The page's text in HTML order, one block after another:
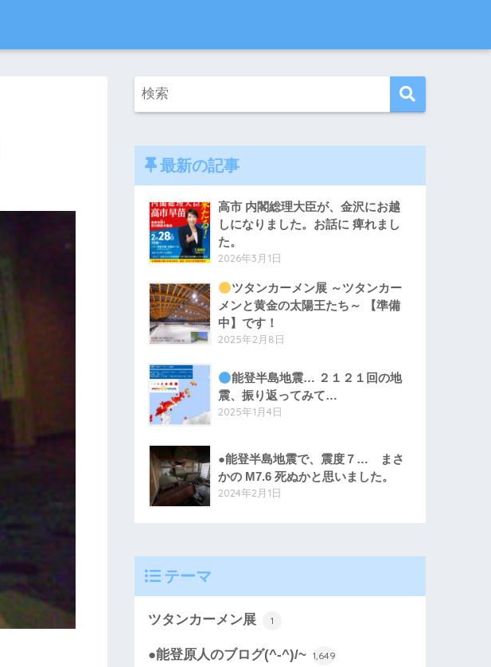
最新の記事
高市 内閣総理大臣が、金沢にお越
しになりました。お話に 痺れまし
た。
2026年3月1日
ツタンカーメン展 ～ツタンカー
メンと黄金の太陽王たち～ 【準備
中】です！
2025年2月8日
能登半島地震… ２１２１回の地
震、振り返ってみて…
2025年1月4日
●能登半島地震で、震度７… まさ
かの M7.6 死ぬかと思いました。
2024年2月1日
テーマ
ツタンカーメン展 1
●能登原人のブログ(^-^)/~ 1,649